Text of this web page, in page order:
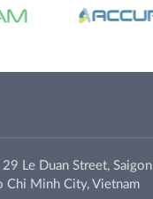
Le Duan Street, Saigon
Chi Minh City, Vietnam